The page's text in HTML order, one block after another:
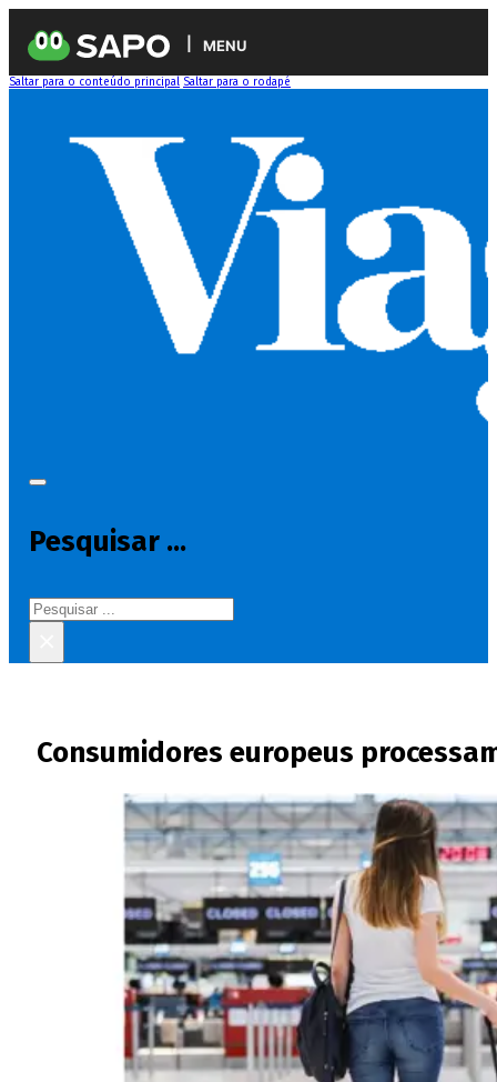
MENU
Saltar para o conteúdo principal Saltar para o rodapé
Pesquisar ...
Pesquisar
Consumidores europeus